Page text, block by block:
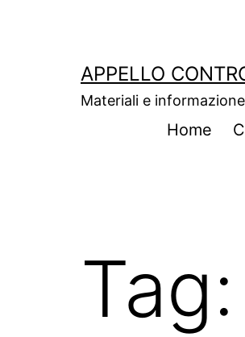
APPELLO
Materiali e
Home
Tag: